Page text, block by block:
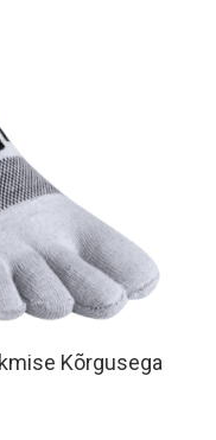
Kõrgusega